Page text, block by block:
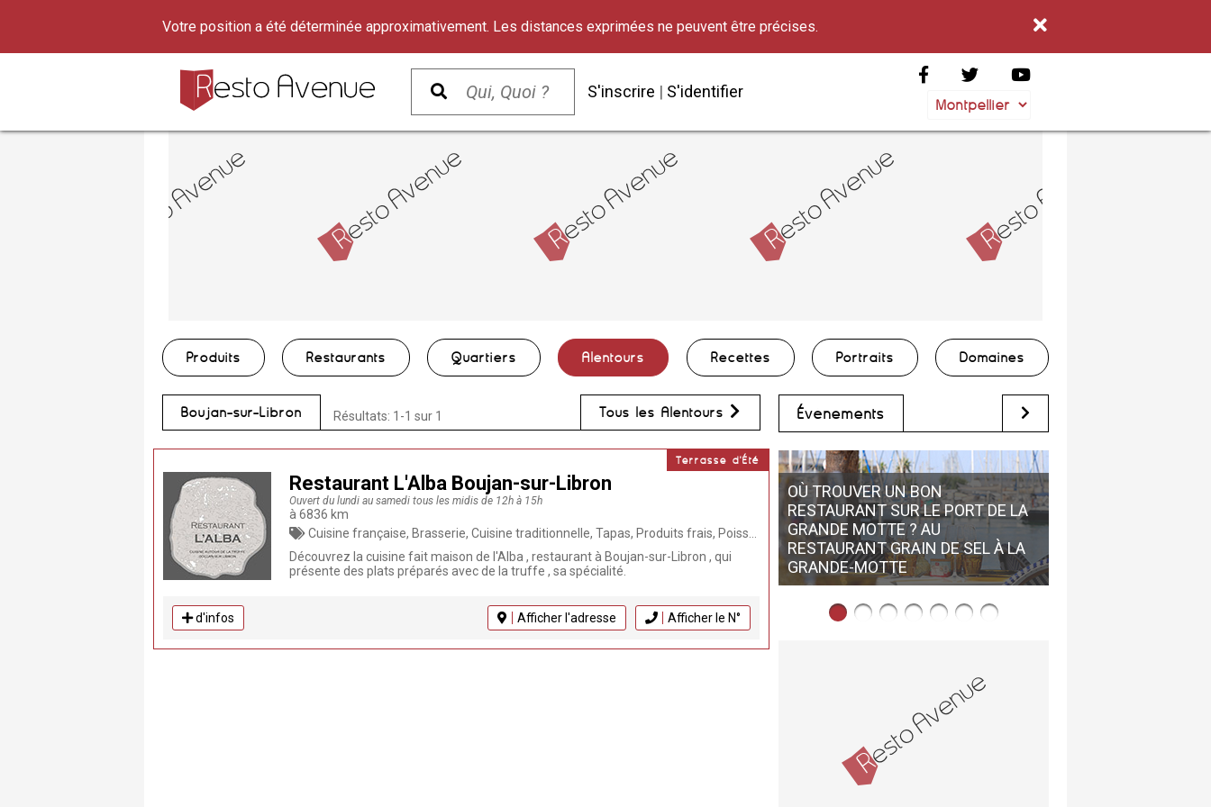
Votre position a été déterminée approximativement. Les distances exprimées ne peuvent être précises.
S'inscrire | S'identifier
Produits Restaurants Quartiers Alentours Recettes Portraits Domaines
Boujan-sur-Libron Résultats: 1-1 sur 1 Tous les Alentours
Terrasse d'Été
Restaurant L'Alba Boujan-sur-Libron
Ouvert du lundi au samedi tous les midis de 12h à 15h
à 6836 km
Cuisine française, Brasserie, Cuisine traditionnelle, Tapas, Produits frais, Poissons, Coquillages, Traiteur, Terrasse, Réception Groupes, Fait Maison, Plats à emporter, Livraison à domicile, Chef à domicile, Restaurant, UMIH, Plat du jour, Burger maison
Découvrez la cuisine fait maison de l'Alba , restaurant à Boujan-sur-Libron , qui
présente des plats préparés avec de la truffe , sa spécialité.
d'infos Afficher l'adresse Afficher le N°
Évènements
OÙ TROUVER UN BON
RESTAURANT SUR LE PORT DE LA
GRANDE MOTTE ? AU
RESTAURANT GRAIN DE SEL À LA
GRANDE-MOTTE